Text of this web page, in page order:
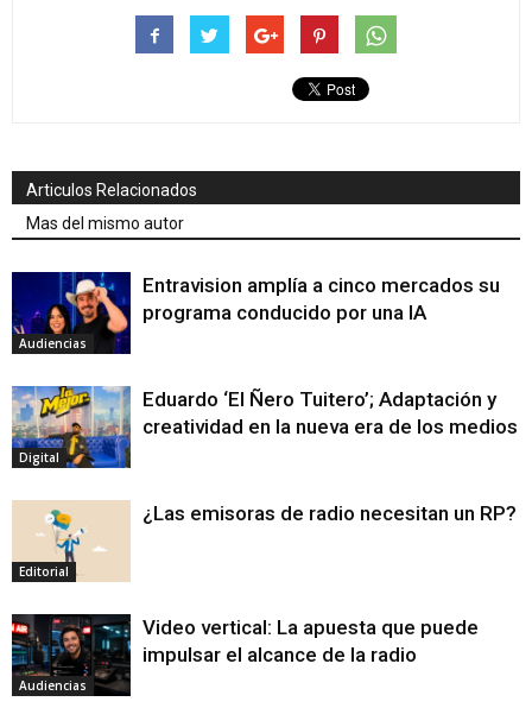
Articulos Relacionados
Mas del mismo autor
Audiencias
Entravision amplía a cinco mercados su
programa conducido por una IA
Digital
Eduardo ‘El Ñero Tuitero’; Adaptación y
creatividad en la nueva era de los medios
Editorial
¿Las emisoras de radio necesitan un RP?
Audiencias
Video vertical: La apuesta que puede
impulsar el alcance de la radio